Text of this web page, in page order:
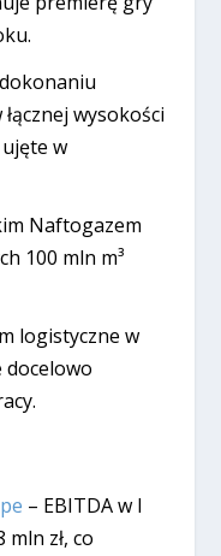
wysokości
w
Naftogazem
100 mln m³
logistyczne w
docelowo
– EBITDA w I
mln zł, co